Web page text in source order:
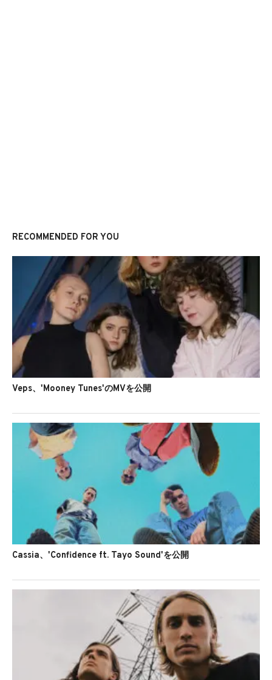
RECOMMENDED FOR YOU
Veps、'Mooney Tunes'のMVを公開
Cassia、'Confidence ft. Tayo Sound'を公開